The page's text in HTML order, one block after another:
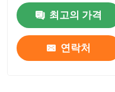
최고의 가격
연락처